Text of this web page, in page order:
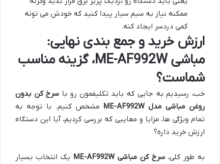
ممکنه نیاز به سیم سیار پیدا کنید که خودش می تونه
کمی دردسر ایجاد کنه.
ارزش خرید و جمع بندی نهایی:
مباشی ME-AF992W، گزینه مناسب
شماست؟
خب، رسیدیم به جایی که باید تکلیفمون رو با سرخ کن بدون
روغن مباشی مدل ME-AF992W
مشخص کنیم. با توجه به
تمام ویژگی ها، مزایا و معایبی که بررسی کردیم، آیا این دستگاه
ارزش خرید داره؟
به طور کلی، سرخ کن مباشی ME-AF992W
یک انتخاب بسیار